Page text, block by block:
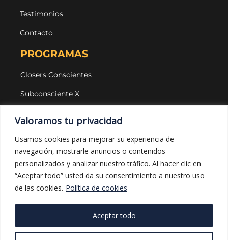
Valoramos tu privacidad
Usamos cookies para mejorar su experiencia de
navegación, mostrarle anuncios o contenidos
personalizados y analizar nuestro tráfico. Al hacer clic en
“Aceptar todo” usted da su consentimiento a nuestro uso
de las cookies. Política de cookies
Aceptar todo
Testimonios
Contacto
PROGRAMAS
Closers Conscientes
Subconsciente X
LEGAL Y PROTECCIÓN
Aviso legal
Política de privacidad
Política de cookies